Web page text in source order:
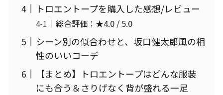
トロエントープを購入した感想/レビュー
総合評価：★4.0 / 5.0
シーン別の似合わせと、坂口健太郎風の相
性のいいコーデ
【まとめ】トロエントープはどんな服装
にも合う＆さりげなく背が盛れる一足